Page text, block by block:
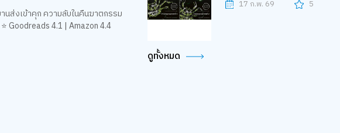
ส่งเข้าคุก ความลับในคืนฆาตกรรม
Goodreads 4.1 | Amazon 4.4
17 ก.พ. 69 5
ดูทั้งหมด